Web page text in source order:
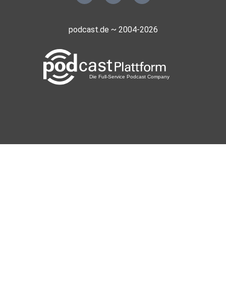
podcast.de ~ 2004-2026